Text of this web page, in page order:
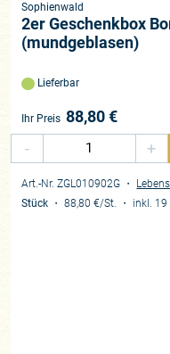
Sophienwald
2er Geschenkbox
(mundgeblasen)
Lieferbar
Ihr Preis 88,80€
-
+
Art.-Nr. ZGL010902G ・
Stück ・88,80 €/St. ・ inkl. 19